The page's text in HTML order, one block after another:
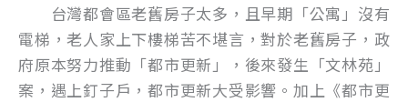
台灣都會區老舊房子太多，且早期「公寓」沒有
電梯，老人家上下樓梯苦不堪言，對於老舊房子，政
府原本努力推動「都市更新」，後來發生「文林苑」
案，遇上釘子戶，都市更新大受影響。加上《都市更